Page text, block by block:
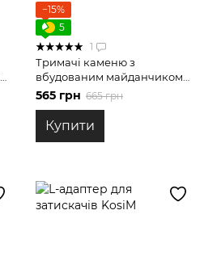
−15%
5
1
Тримачі каменю з
вбудованим майданчиком
під кутомір для точилок
565 грн 665 грн
Купити